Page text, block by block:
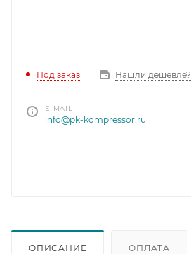
Под заказ Нашли дешевле?
E-MAIL
info@pk-kompressor.ru
ОПИСАНИЕ ОПЛАТА